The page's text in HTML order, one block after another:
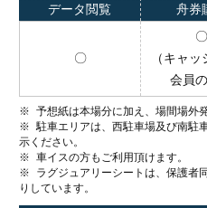
データ閲覧
舟券
〇
〇
（キャ
会員
※ 予想紙は本場分に加え、場間場外
※ 駐車エリアは、西駐車場及び南駐
示ください。
※ 車イスの方もご利用頂けます。
※
ラグジュアリーシートは、保護者
りしています。